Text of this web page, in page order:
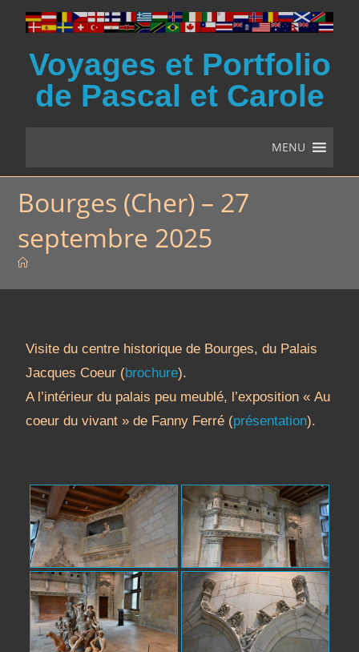
Voyages et Portfolio
de Pascal et Carole
MENU
Bourges (Cher) – 27
septembre 2025
Visite du centre historique de Bourges, du Palais
Jacques Coeur (brochure).
A l’intérieur du palais peu meublé, l’exposition « Au
coeur du vivant » de Fanny Ferré (présentation).